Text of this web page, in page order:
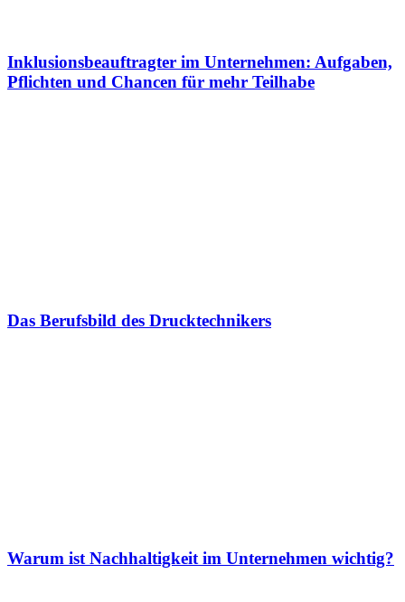
Inklusionsbeauftragter im Unternehmen: Aufgaben,
Pflichten und Chancen für mehr Teilhabe
Das Berufsbild des Drucktechnikers
Warum ist Nachhaltigkeit im Unternehmen wichtig?